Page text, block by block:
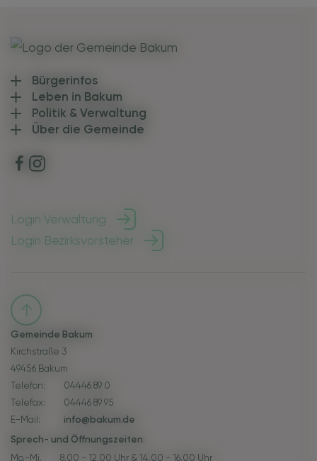
Bürgerinfos
Leben in Bakum
Politik & Verwaltung
Über die Gemeinde
Login Verwaltung
Login Bezirksvorsteher
Gemeinde Bakum
Kirchstraße 3
49456 Bakum
Telefon:
04446 89 0
Telefax:
04446 89 95
E-Mail:
info@bakum.de
Sprech- und Öffnungszeiten:
Mo.-Mi.
8.00 - 12.00 Uhr & 14.00 - 16.00 Uhr